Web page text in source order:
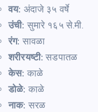
वय: अंदाजे ३५ वर्षे
उंची: सुमारे १६५ से.मी.
रंग: सावळा
शरीरयष्टी: सडपातळ
केस: काळे
डोळे: काळे
नाक: सरळ